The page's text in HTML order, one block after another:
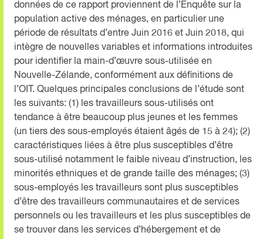
données de ce rapport proviennent de l’Enquête sur la
population active des ménages, en particulier une
période de résultats d’entre Juin 2016 et Juin 2018, qui
intègre de nouvelles variables et informations introduites
pour identifier la main-d’œuvre sous-utilisée en
Nouvelle-Zélande, conformément aux définitions de
l’OIT. Quelques principales conclusions de l’étude sont
les suivants: (1) les travailleurs sous-utilisés ont
tendance à être beaucoup plus jeunes et les femmes
(un tiers des sous-employés étaient âgés de 15 à 24); (2)
caractéristiques liées à être plus susceptibles d’être
sous-utilisé notamment le faible niveau d’instruction, les
minorités ethniques et de grande taille des ménages; (3)
sous-employés les travailleurs sont plus susceptibles
d’être des travailleurs communautaires et de services
personnels ou les travailleurs et les plus susceptibles de
se trouver dans les services d’hébergement et de